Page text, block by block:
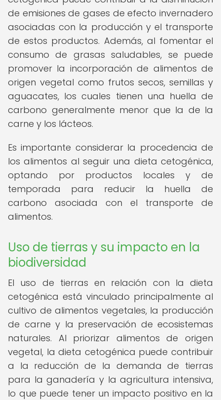
de emisiones de gases de efecto invernadero
asociadas con la producción y el transporte
de estos productos. Además, al fomentar el
consumo de grasas saludables, se puede
promover la incorporación de alimentos de
origen vegetal como frutos secos, semillas y
aguacates, los cuales tienen una huella de
carbono generalmente menor que la de la
carne y los lácteos.
Es importante considerar la procedencia de
los alimentos al seguir una dieta cetogénica,
optando por productos locales y de
temporada para reducir la huella de
carbono asociada con el transporte de
alimentos.
Uso de tierras y su impacto en la
biodiversidad
El uso de tierras en relación con la dieta
cetogénica está vinculado principalmente al
cultivo de alimentos vegetales, la producción
de carne y la preservación de ecosistemas
naturales. Al priorizar alimentos de origen
vegetal, la dieta cetogénica puede contribuir
a la reducción de la demanda de tierras
para la ganadería y la agricultura intensiva,
lo que puede tener un impacto positivo en la